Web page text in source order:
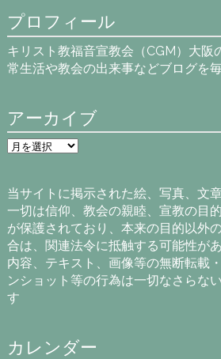
プロフィール
キリスト教福音宣教会（CGM）大阪
常生活や教会の出来事などブログを
アーカイブ
ア
ー
ブ
当サイトに掲示された絵、写真、文
一切は信仰、教会の親睦、宣教の目
が保護されており、本来の目的以外
合は、関連法令に抵触する可能性が
内容、テキスト、画像等の無断転載
ンショット等の行為は一切なさらな
す
カレンダー